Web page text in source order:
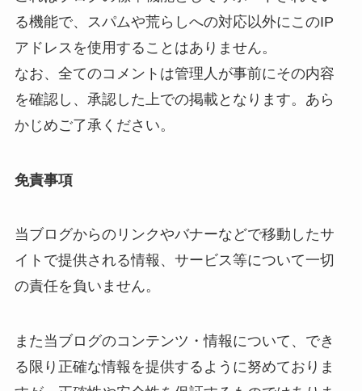
る機能で、スパムや荒らしへの対応以外にこのIP
アドレスを使用することはありません。
なお、全てのコメントは管理人が事前にその内容
を確認し、承認した上での掲載となります。あら
かじめご了承ください。
免責事項
当ブログからのリンクやバナーなどで移動したサ
イトで提供される情報、サービス等について一切
の責任を負いません。
また当ブログのコンテンツ・情報について、でき
る限り正確な情報を提供するように努めておりま